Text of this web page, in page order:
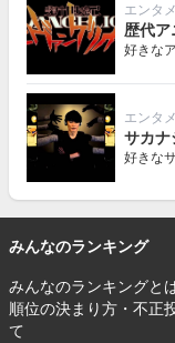
エンタメ
歴代ア
好きな
エンタメ
サカナ
好きな
みんなのランキング
みんなのランキングと
順位の決まり方・不正
て